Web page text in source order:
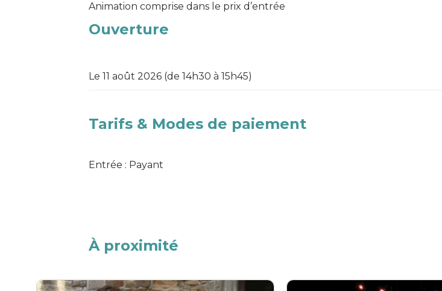
Animation comprise dans le prix d’entrée
Ouverture
Le 11 août 2026 (de 14h30 à 15h45)
Tarifs & Modes de paiement
Entrée : Payant
À proximité